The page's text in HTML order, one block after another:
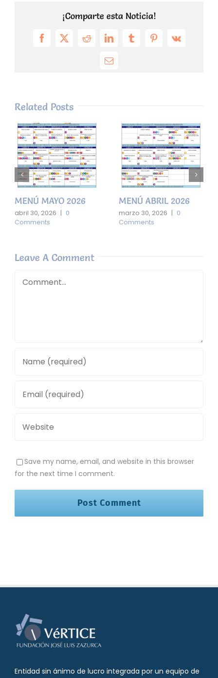
¡Comparte esta Noticia!
Facebook
X RedditLinkedInTumblrPinterest
Vk
Email
Related Posts
MENÚ MAYO 2026
abril 30, 2026 | 0
Comments
MENÚ ABRIL 2026
marzo 30, 2026 | 0
Comments
Leave A Comment
Save my name, email, and website in this browser
for the next time I comment.
Entidad sin ánimo de lucro integrada por un equipo de